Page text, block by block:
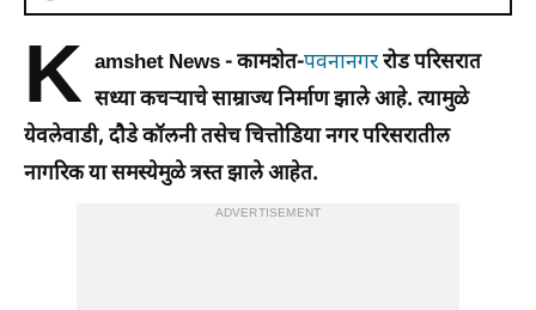
K amshet News -कामशेत-पवनानगररोड परिसरात
सध्या कचऱ्याचे साम्राज्य निर्माण झाले आहे. त्यामुळे
येवलेवाडी, दौडे कॉलनी तसेच चित्तोडिया नगर परिसरातील
नागरिक या समस्येमुळे त्रस्त झाले आहेत.
ADVERTISEMENT